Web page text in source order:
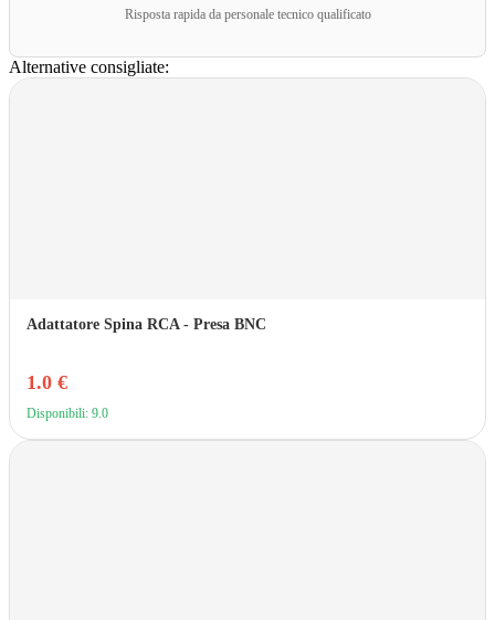
Risposta rapida da personale tecnico qualificato
Alternative consigliate:
Adattatore Spina RCA - Presa BNC
1.0 €
Disponibili: 9.0